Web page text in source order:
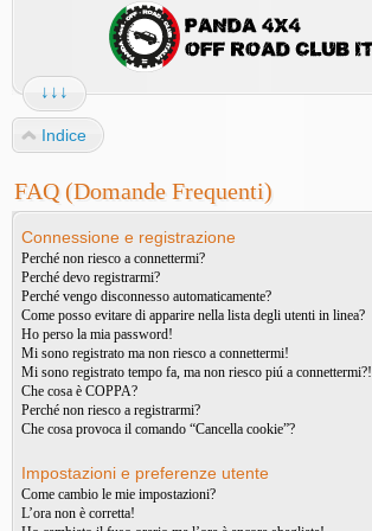
↓↓↓
Indice
FAQ (Domande Frequenti)
Connessione e registrazione
Perché non riesco a connettermi?
Perché devo registrarmi?
Perché vengo disconnesso automaticamente?
Come posso evitare di apparire nella lista degli utenti in linea?
Ho perso la mia password!
Mi sono registrato ma non riesco a connettermi!
Mi sono registrato tempo fa, ma non riesco piú a connettermi?!
Che cosa è COPPA?
Perché non riesco a registrarmi?
Che cosa provoca il comando “Cancella cookie”?
Impostazioni e preferenze utente
Come cambio le mie impostazioni?
L’ora non è corretta!